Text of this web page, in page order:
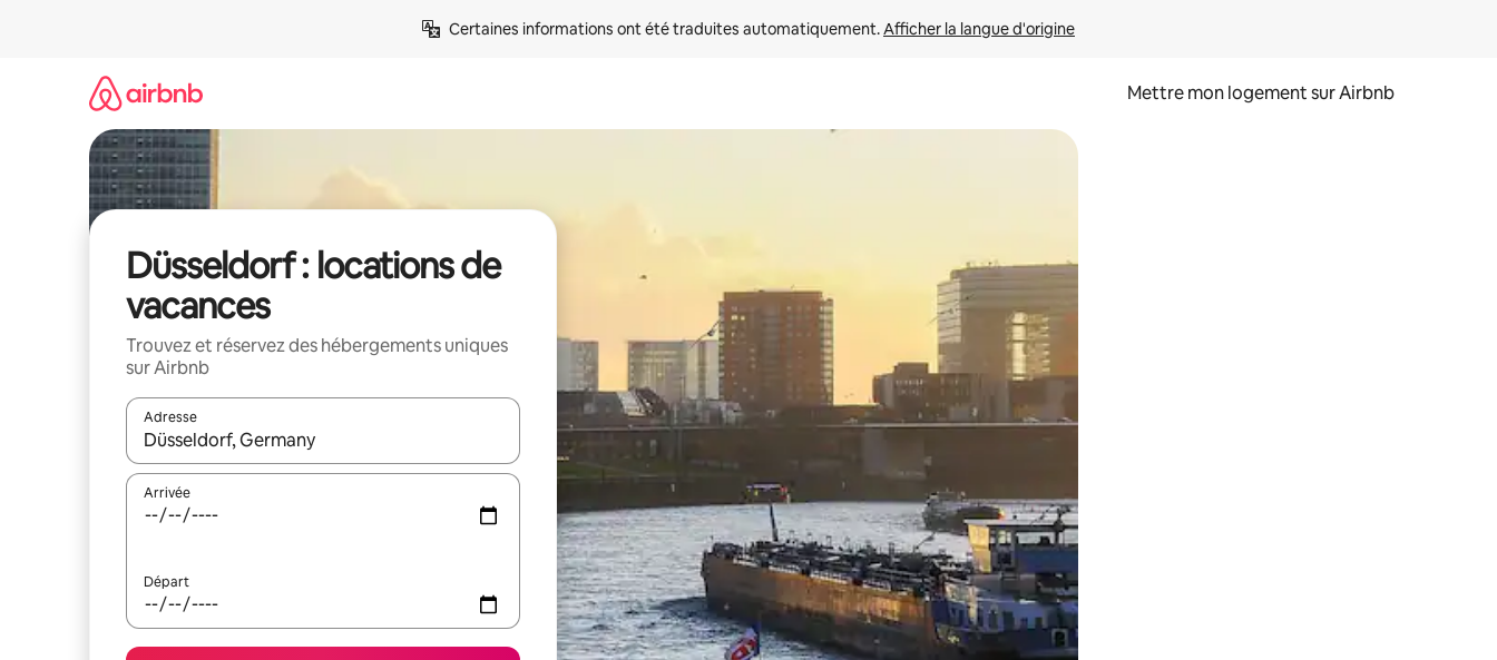
Certaines informations ont été traduites automatiquement. Afficher la langue d'origine
Mettre mon logement sur Airbnb
Düsseldorf : locations de
vacances
Trouvez et réservez des hébergements uniques
sur Airbnb
Adresse
Lorsque les résultats s'affichent, utilisez les flèches vers le haut et vers le bas pour les parcourir ou en appuyant et en faisant glisser.
Arrivée
Départ